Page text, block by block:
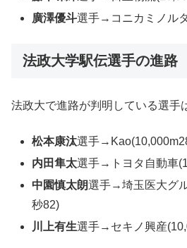
廣澤優斗選手→コニカミノル
法政大学駅伝選手の進路
法政大で進路が判明している選手
松本康汰選手
内田隼太選手→トヨタ自動車
中園慎太朗選手→埼玉医大グ
秒82)
川上有生選手→セキノ興産